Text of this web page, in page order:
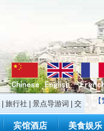
旅行社 景点导游词
交
宾馆酒店 美食娱乐